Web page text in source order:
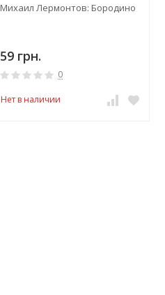
Михаил Лермонтов: Бородино
59 грн.
0
Нет в наличии